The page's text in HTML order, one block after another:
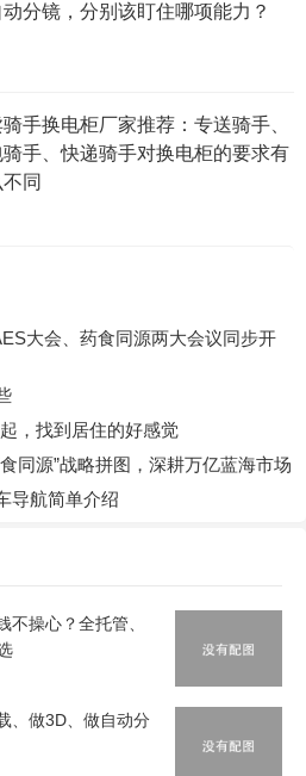
分镜，分别该盯住哪项能力？
手换电柜厂家推荐：专送骑手、
手、快递骑手对换电柜的要求有
同
大会、药食同源两大会议同步开
，找到居住的好感觉
同源”战略拼图，深耕万亿蓝海市场
导航简单介绍
不操心？全托管、
、做3D、做自动分